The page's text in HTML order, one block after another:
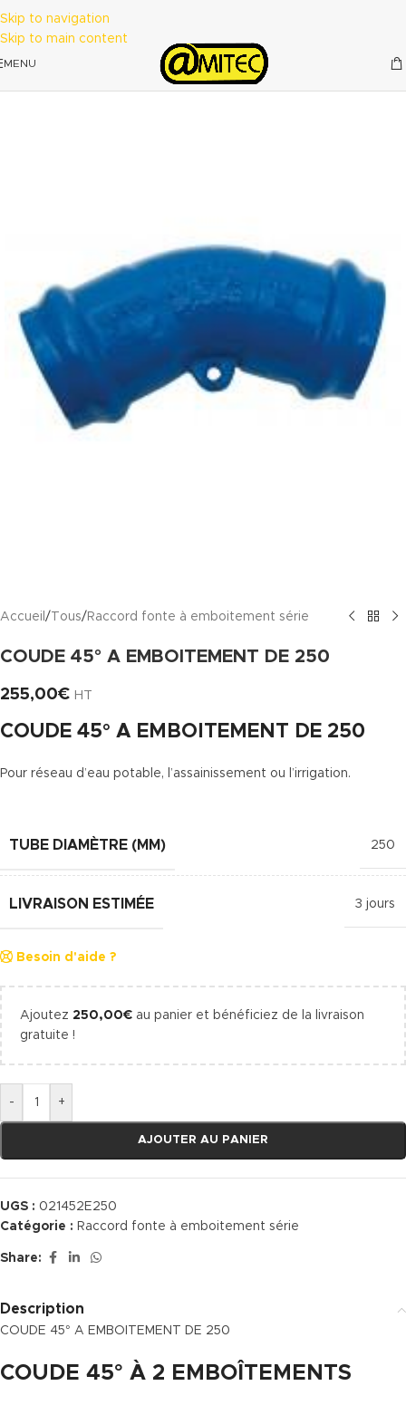
Skip to navigation
Skip to main content
MENU
Accueil /Tous/ Raccord fonte à emboitement série
COUDE 45° A EMBOITEMENT DE 250
255,00€ HT
COUDE 45° A EMBOITEMENT DE 250
Pour réseau d’eau potable, l’assainissement ou l’irrigation.
TUBE DIAMÈTRE (MM) 250
LIVRAISON ESTIMÉE 3 jours
Besoin d'aide ?
Ajoutez 250,00€ au panier et bénéficiez de la livraison
gratuite !
- +
AJOUTER AU PANIER
UGS : 021452E250
Catégorie : Raccord fonte à emboitement série
Share:
Description
COUDE 45° A EMBOITEMENT DE 250
COUDE 45° À 2 EMBOÎTEMENTS